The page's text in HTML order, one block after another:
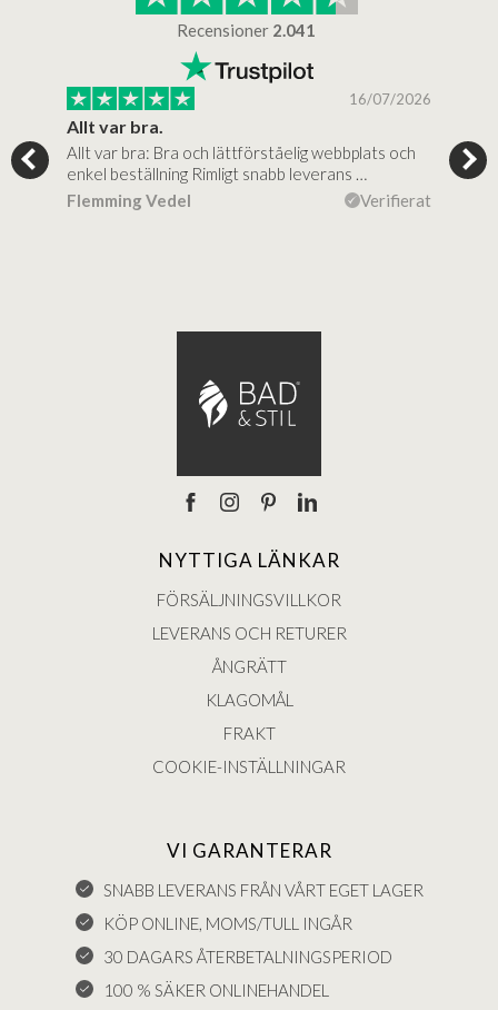
Recensioner 2.041
16/07/2026
Allt var bra.
Allt var bra: Bra och lättförståelig webbplats och
enkel beställning Rimligt snabb leverans …
Flemming Vedel
Verifierat
Jag
NYTTIGA LÄNKAR
FÖRSÄLJNINGSVILLKOR
LEVERANS OCH RETURER
ÅNGRÄTT
KLAGOMÅL
FRAKT
COOKIE-INSTÄLLNINGAR
VI GARANTERAR
SNABB LEVERANS FRÅN VÅRT EGET LAGER
KÖP ONLINE, MOMS/TULL INGÅR
30 DAGARS ÅTERBETALNINGSPERIOD
100 % SÄKER ONLINEHANDEL